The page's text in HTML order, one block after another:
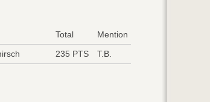
Total
Mention
235 PTS T.B.